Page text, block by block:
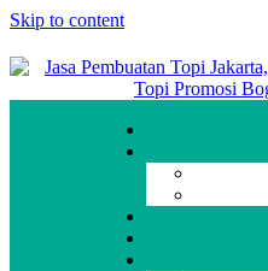
Skip to content